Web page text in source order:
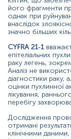
епітелії,
Значення
руйнування
проліферації.
з НДРЛ, де
корелює зі
Зниження CYFRA
свідчить про
або зростаючі
прогресування
значення не
продукують
кількостях.
його фрагменти
однак при
внаслідок
значно більших
CYFRA 21‑1
епітеліальних
раку легень,
Аналіз не
діагностики раку,
оцінки пухлинної
лікування,
перебігу
Дослідження
отримані
клінічними